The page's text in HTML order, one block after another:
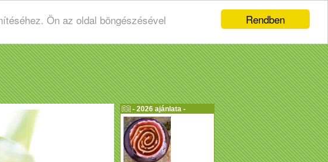
Rendben
Ön az oldal böngészésével
- 2026 ajánlata -